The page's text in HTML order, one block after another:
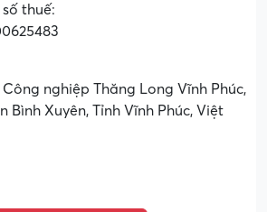
số thuế:
nghiệp Thăng Long Vĩnh Phúc,
Bình Xuyên, Tỉnh Vĩnh Phúc, Việt